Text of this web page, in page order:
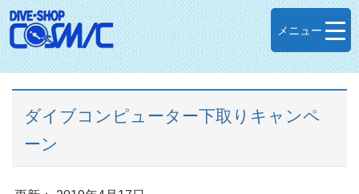
メニュー
ダイブコンピューター下取りキャンペ
ーン